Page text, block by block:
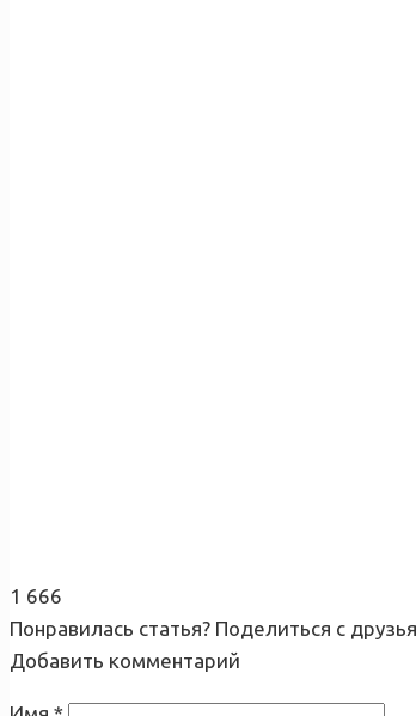
1 666
Понравилась статья? Поделиться с
Добавить комментарий